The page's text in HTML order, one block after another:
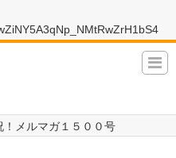
！メルマガ１５００号